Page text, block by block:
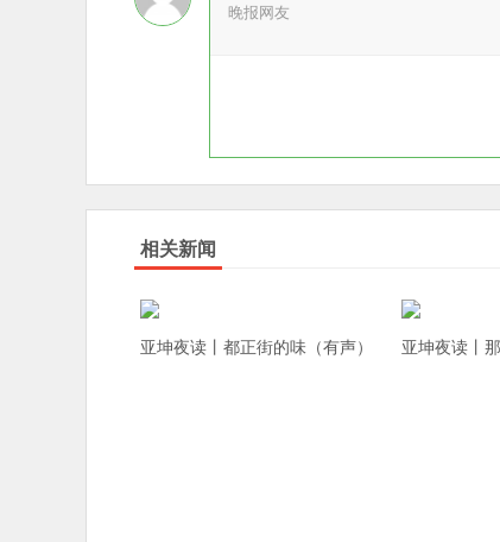
晚报网友
相关新闻
亚坤夜读丨都正街的味（有声） 亚坤夜读丨